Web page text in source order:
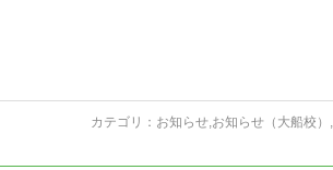
カテゴリ： お知らせ お知らせ（大船校）